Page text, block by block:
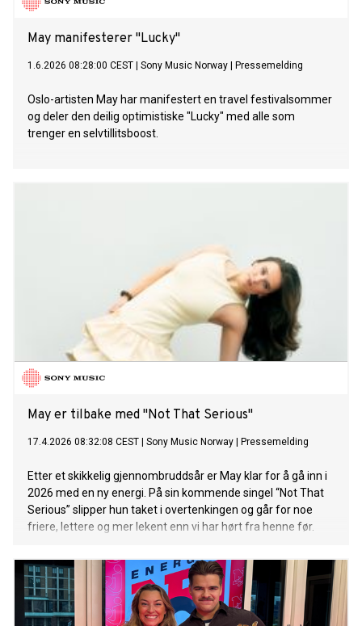
May manifesterer "Lucky"
1.6.2026 08:28:00 CEST Sony Music Norway Pressemelding
Oslo-artisten May har manifestert en travel festivalsommer
og deler den deilig optimistiske "Lucky" med alle som
trenger en selvtillitsboost.
May er tilbake med "Not That Serious"
17.4.2026 08:32:08 CEST Sony Music Norway Pressemelding
Etter et skikkelig gjennombruddsår er May klar for å gå inn i
2026 med en ny energi. På sin kommende singel “Not That
Serious” slipper hun taket i overtenkingen og går for noe
friere, lettere og mer lekent enn vi har hørt fra henne før.